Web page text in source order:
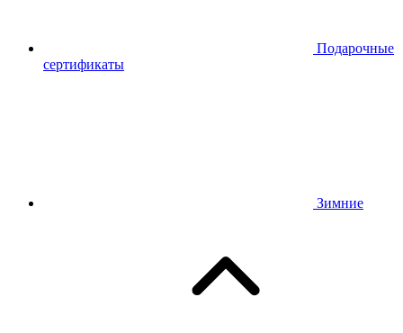
Подарочные
сертификаты
Зимние